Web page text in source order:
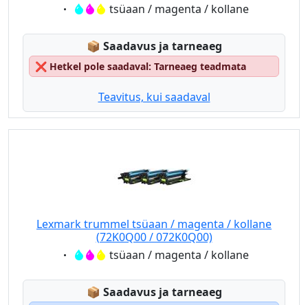
Eigenschaft:tsüaan / magenta / kollane
📦 Lagerstatus:
Saadavus ja tarneaeg
❌ Hetkel pole saadaval: Tarneaeg teadmata
Teavitus, kui saadaval
Lexmark trummel tsüaan / magenta / kollane
(72K0Q00 / 072K0Q00)
Eigenschaft:tsüaan / magenta / kollane
📦 Lagerstatus:
Saadavus ja tarneaeg